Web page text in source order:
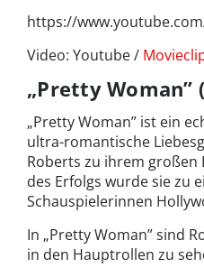
https://
Video: Youtube /
„Pretty Woman”
„Pretty Woman” ist ein
ultra-romantische
Roberts zu ihrem
des Erfolgs wurde sie zu
Schauspielerinnen
In „Pretty Woman” sind
in den Hauptrollen zu